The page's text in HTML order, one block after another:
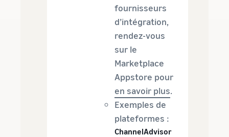
fournisseurs
d’intégration,
rendez-vous
sur le
Marketplace
Appstore pour
en savoir plus.
Exemples de
plateformes :
ChannelAdvisor